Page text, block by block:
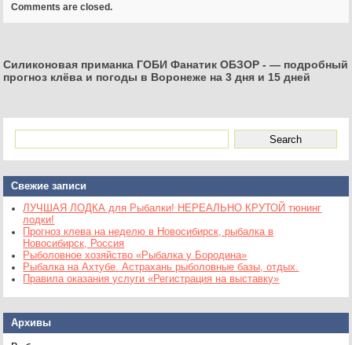
Comments are closed.
Силиконовая приманка ГОБИ Фанатик ОБЗОР -— подробный
прогноз клёва и погоды в Воронеже на 3 дня и 15 дней
Свежие записи
ЛУЧШАЯ ЛОДКА для Рыбалки! НЕРЕАЛЬНО КРУТОЙ тюнинг
лодки!
Прогноз клева на неделю в Новосибирск, рыбалка в
Новосибирск, Россия
Рыболовное хозяйство «Рыбалка у Бородина»
Рыбалка на Ахтубе. Астрахань рыболовные базы, отдых.
Правила оказания услуги «Регистрация на выставку»
Архивы
Архивы